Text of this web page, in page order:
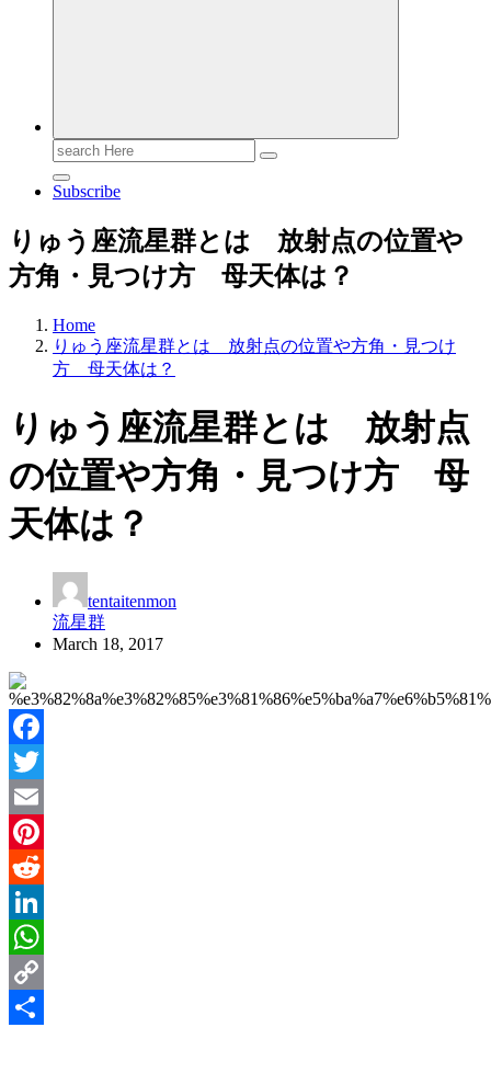
Search
for:
Subscribe
りゅう座流星群とは 放射点の位置や
方角・見つけ方 母天体は？
Home
りゅう座流星群とは 放射点の位置や方角・見つけ
方 母天体は？
りゅう座流星群とは 放射点
の位置や方角・見つけ方 母
天体は？
tentaitenmon
流星群
March 18, 2017
Facebook
Twitter
Email
Pinterest
Reddit
LinkedIn
WhatsApp
Copy